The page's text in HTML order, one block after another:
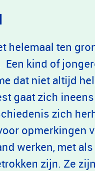
helemaal ten
kind of
dat niet altijd
gaat zich
zich
opmerkingen
werken, met
zijn. Ze